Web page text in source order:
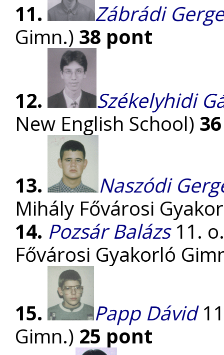
11.
Zábrádi
Gimn.) 38 pont
12.
Székelyhidi
New English School)
13.
Naszódi
Mihály Fővárosi
14. Pozsár Balázs11.
Fővárosi Gyakorló
15. Papp Dávid
Gimn.) 25 pont